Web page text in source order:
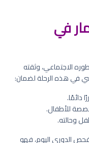
في
الاجتماعي، وثقته
في هذه الرحلة لضمان:
دائمًا.
للأطفال.
وحالته.
الدوري اليوم، فهو